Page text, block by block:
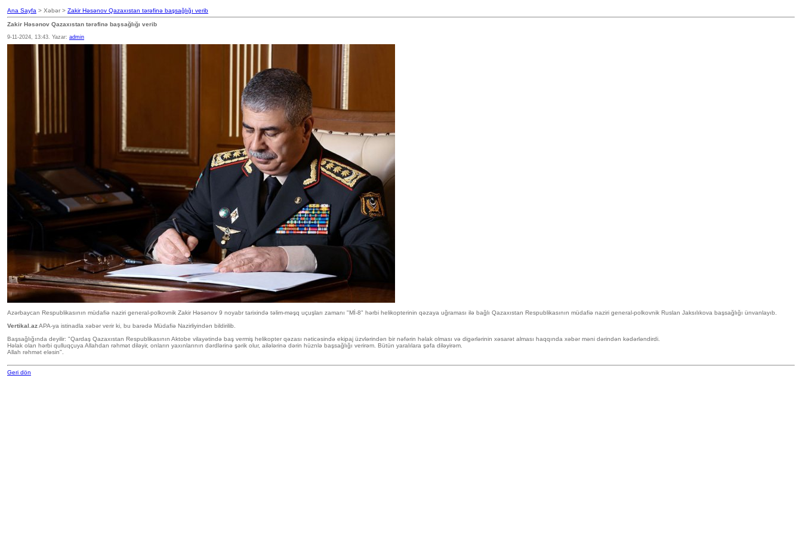
Ana Sayfa > Xəbər > Zakir Həsənov Qazaxıstan tərəfinə başsağlığı verib
Zakir Həsənov Qazaxıstan tərəfinə başsağlığı verib
9-11-2024, 13:43. Yazar: admin
Azərbaycan Respublikasının müdafiə naziri general-polkovnik Zakir Həsənov 9 noyabr tarixində təlim-məşq uçuşları zamanı "Mİ-8" hərbi helikopterinin qəzaya uğraması ilə bağlı Qazaxıstan Respublikasının müdafiə naziri general-polkovnik Ruslan Jaksılıkova başsağlığı ünvanlayıb.
Vertikal.azAPA-ya istinadla xəbər verir ki, bu barədə Müdafiə Nazirliyindən bildirilib.
Başsağlığında deyilir: "Qardaş Qazaxıstan Respublikasının Aktobe vilayətində baş vermiş helikopter qəzası nəticəsində ekipaj üzvlərindən bir nəfərin həlak olması və digərlərinin xəsarət alması haqqında xəbər məni dərindən kədərləndirdi.
Həlak olan hərbi qulluqçuya Allahdan rəhmət diləyir, onların yaxınlarının dərdlərinə şərik olur, ailələrinə dərin hüznlə başsağlığı verirəm. Bütün yaralılara şəfa diləyirəm.
Allah rəhmət eləsin".
Geri dön